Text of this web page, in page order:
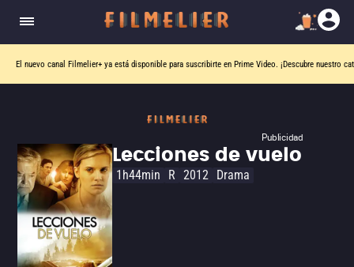
El nuevo canal Filmelier+ ya está disponible para suscribirte en Prime Video. ¡Descubre nuestro
Publicidad
Lecciones de vuelo
1h44min R 2012 Drama